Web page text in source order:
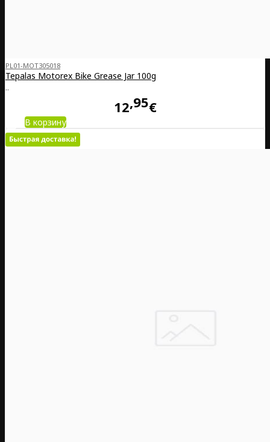
PL01-MOT305018
Tepalas Motorex Bike Grease Jar 100g
..
12 95€
В корзину